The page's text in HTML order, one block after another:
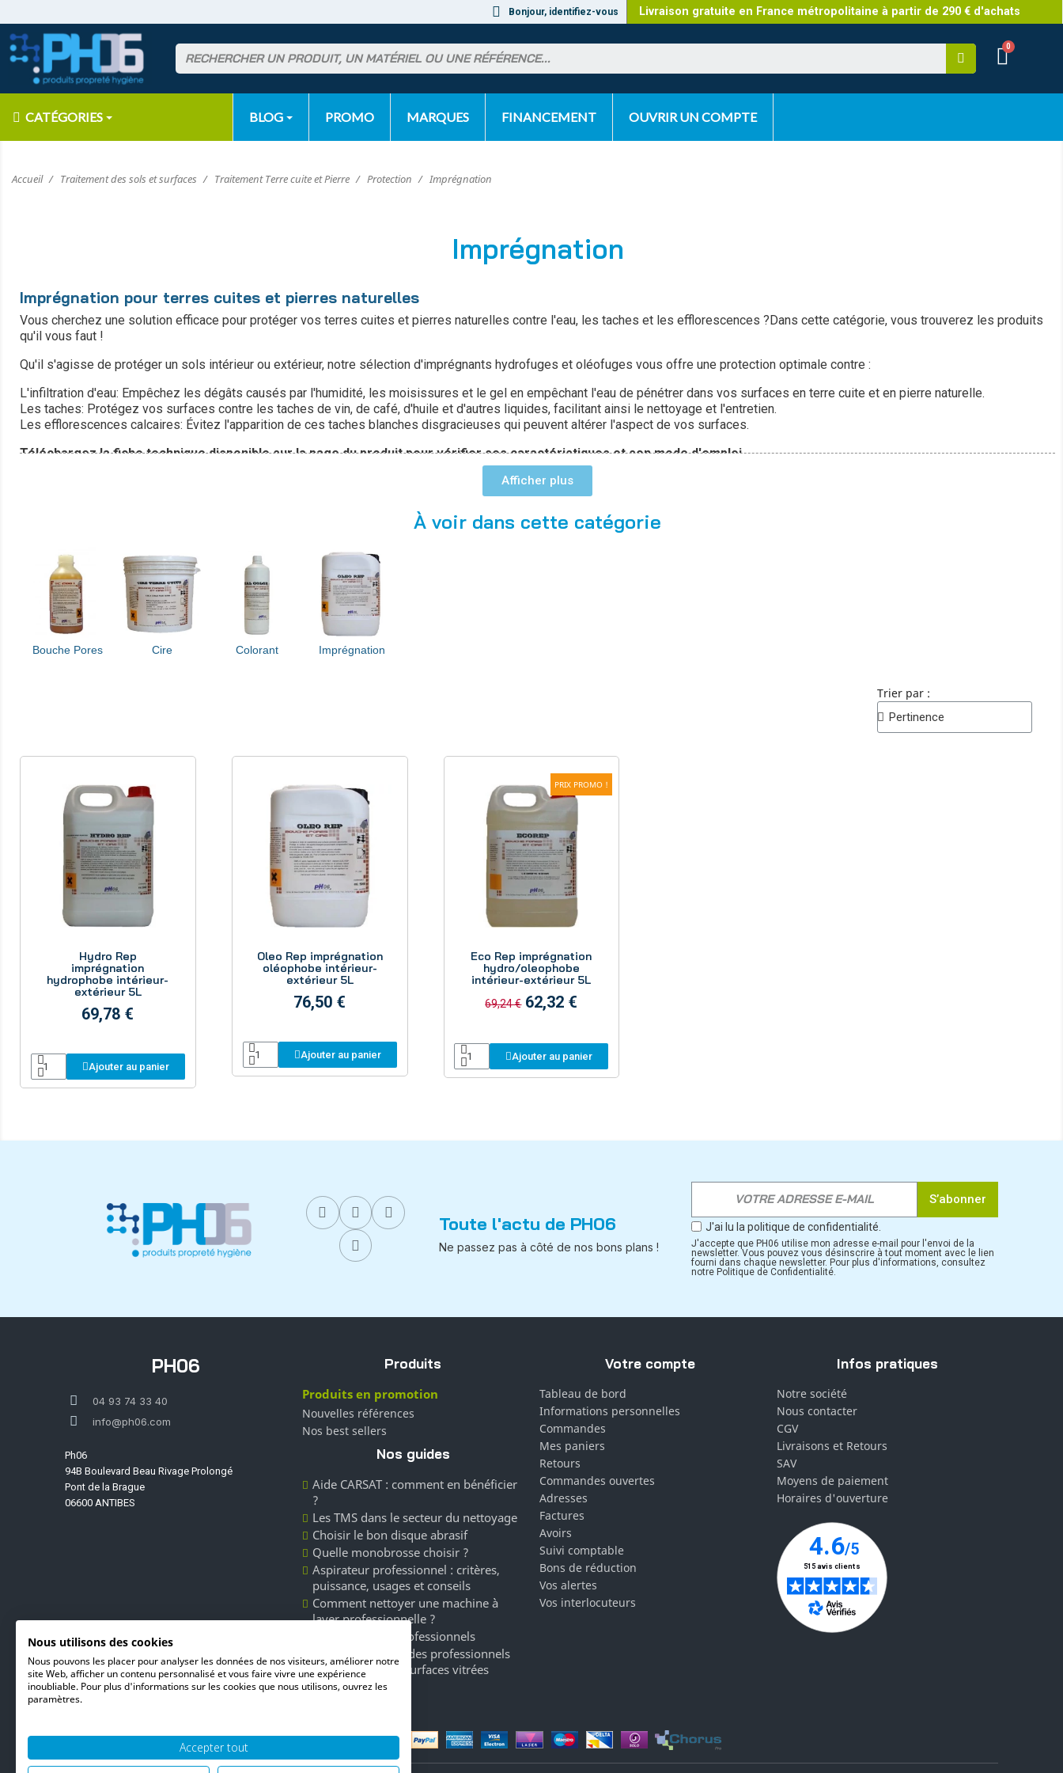
Bonjour, identifiez-vous Livraison gratuite en France métropolitaine à partir de 290 € d'achats
CATÉGORIES BLOG PROMO MARQUES FINANCEMENT OUVRIR UN COMPTE
Accueil Traitement des sols et surfaces Traitement Terre cuite et Pierre Protection Imprégnation
Imprégnation
Imprégnation pour terres cuites et pierres naturelles
Vous cherchez une solution efficace pour protéger vos terres cuites et pierres naturelles contre l'eau, les taches et les efflorescences ?Dans cette catégorie, vous trouverez les produits
qu'il vous faut !
Qu'il s'agisse de protéger un sols intérieur ou extérieur, notre sélection d'imprégnants hydrofuges et oléofuges vous offre une protection optimale contre :
L'infiltration d'eau: Empêchez les dégâts causés par l'humidité, les moisissures et le gel en empêchant l'eau de pénétrer dans vos surfaces en terre cuite et en pierre naturelle.
Les taches: Protégez vos surfaces contre les taches de vin, de café, d'huile et d'autres liquides, facilitant ainsi le nettoyage et l'entretien.
Les efflorescences calcaires: Évitez l'apparition de ces taches blanches disgracieuses qui peuvent altérer l'aspect de vos surfaces.
Téléchargez la fiche technique disponible sur la page du produit pour vérifier ses caractéristiques et son mode d'emploi.
Afficher
À voir dans cette catégorie
Bouche Pores Cire Colorant Imprégnation
Trier par :
Hydro Rep
imprégnation
hydrophobe intérieur-
extérieur 5L
69,78 €
Ajouter au panier
Oleo Rep imprégnation
oléophobe intérieur-
extérieur 5L
76,50 €
Ajouter au panier
PRIX PROMO !
Eco Rep imprégnation
hydro/oleophobe
intérieur-extérieur 5L
69,24 € 62,32 €
Ajouter au panier
Toute l'actu de PH06
Ne passez pas à côté de nos bons plans !
S’abonner
J'ai lu la politique de confidentialité.
J'accepte que PH06 utilise mon adresse e-mail pour l'envoi de la
newsletter. Vous pouvez vous désinscrire à tout moment avec le lien
fourni dans chaque newsletter. Pour plus d'informations, consultez
notre Politique de Confidentialité.
PH06
04 93 74 33 40
info@ph06.com
Ph06
94B Boulevard Beau Rivage Prolongé
Pont de la Brague
06600 ANTIBES
Produits
Produits en promotion
Nouvelles références
Nos best sellers
Nos guides
Aide CARSAT : comment en bénéficier
?
Les TMS dans le secteur du nettoyage
Choisir le bon disque abrasif
Quelle monobrosse choisir ?
Aspirateur professionnel : critères,
puissance, usages et conseils
Comment nettoyer une machine à
laver professionnelle ?
Les détergents professionnels
Unger la marque des professionnels
du nettoyage de surfaces vitrées
Votre compte
Tableau de bord
Informations personnelles
Commandes
Mes paniers
Retours
Commandes ouvertes
Adresses
Factures
Avoirs
Suivi comptable
Bons de réduction
Vos alertes
Vos interlocuteurs
Infos pratiques
Notre société
Nous contacter
CGV
Livraisons et Retours
SAV
Moyens de paiement
Horaires d'ouverture
Nous utilisons des cookies
Nous pouvons les placer pour analyser les données de nos visiteurs, améliorer notre
site Web, afficher un contenu personnalisé et vous faire vivre une expérience
inoubliable. Pour plus d'informations sur les cookies que nous utilisons, ouvrez les
paramètres.
Accepter tout